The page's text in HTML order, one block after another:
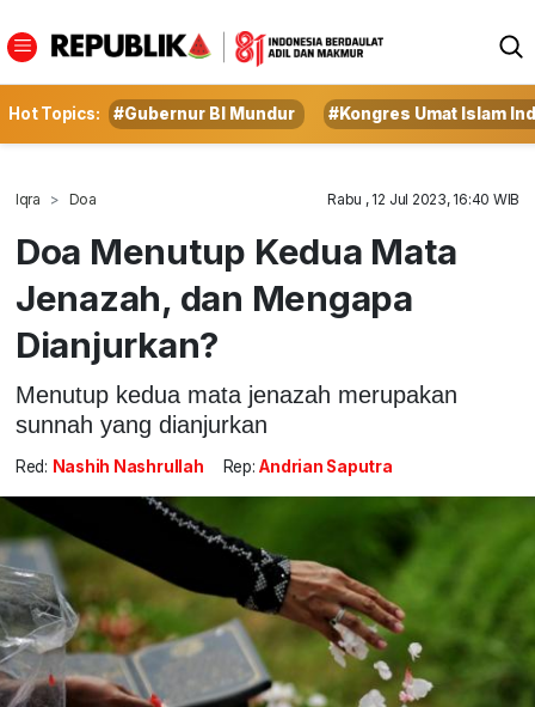
Hot Topics: #Gubernur BI Mundur #Kongres Umat Islam
Iqra Doa Rabu , 12 Jul 2023, 16:40 WIB
Doa Menutup Kedua Mata
Jenazah, dan Mengapa
Dianjurkan?
Menutup kedua mata jenazah merupakan
sunnah yang dianjurkan
Red: Nashih Nashrullah Rep: Andrian Saputra